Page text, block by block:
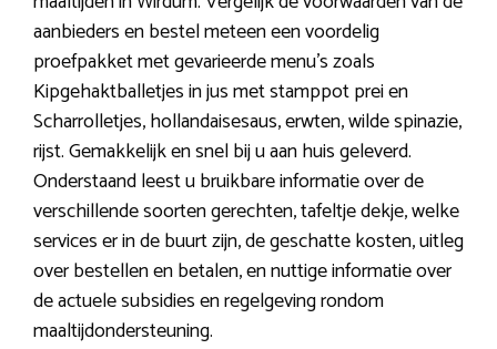
aanbieders en bestel meteen een voordelig
proefpakket met gevarieerde menu’s zoals
Kipgehaktballetjes in jus met stamppot prei en
Scharrolletjes, hollandaisesaus, erwten, wilde spinazie,
rijst. Gemakkelijk en snel bij u aan huis geleverd.
Onderstaand leest u bruikbare informatie over de
verschillende soorten gerechten, tafeltje dekje, welke
services er in de buurt zijn, de geschatte kosten, uitleg
over bestellen en betalen, en nuttige informatie over
de actuele subsidies en regelgeving rondom
maaltijdondersteuning.